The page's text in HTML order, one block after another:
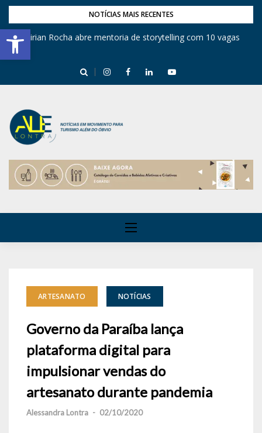
Barra de Ferramentas Aberta
NOTÍCIAS MAIS RECENTES
Mirian Rocha abre mentoria de storytelling com 10 vagas
ARTESANATO NOTÍCIAS
Governo da Paraíba lança
plataforma digital para
impulsionar vendas do
artesanato durante pandemia
Alessandra Lontra - 02/10/2020